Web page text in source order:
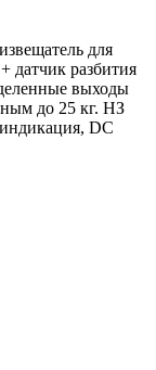
для
датчик разбития
выходы
до 25 кг. НЗ
DC